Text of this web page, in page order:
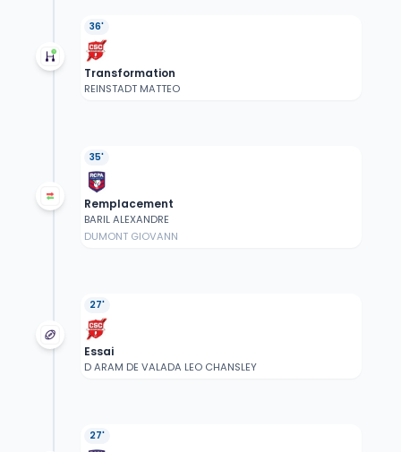
36'
Transformation
REINSTADT MATTEO
35'
Remplacement
BARIL ALEXANDRE
DUMONT GIOVANN
27'
Essai
D ARAM DE VALADA LEO CHANSLEY
27'